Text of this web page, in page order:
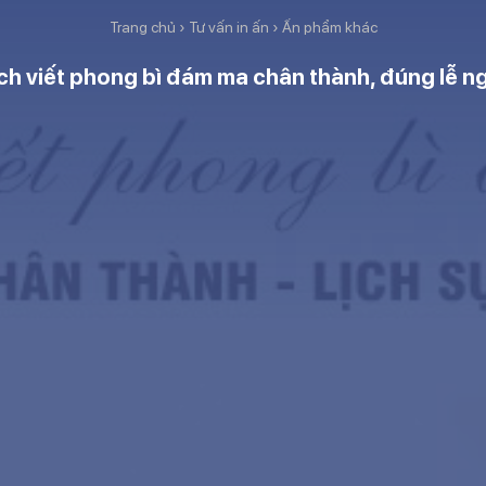
Trang chủ › Tư vấn in ấn › Ấn phẩm khác
viết phong bì đám ma chân thành, đúng lễ